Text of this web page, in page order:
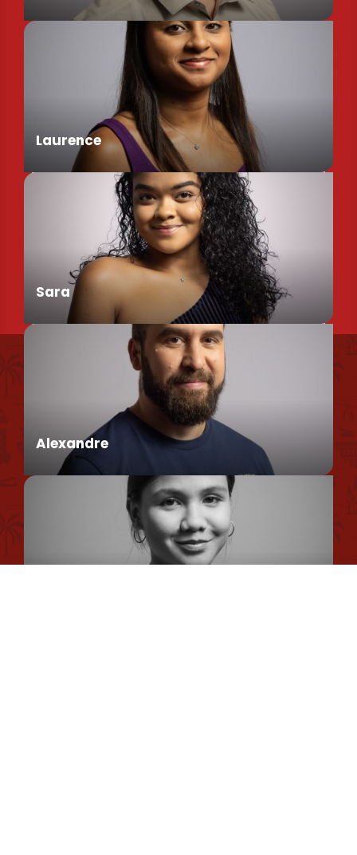
Assistant de Direction
Laurence
Chargée de Mission Produits / Evénementiels
Sara
Conseillère en séjour
Alexandre
Conseiller en séjour
Nous retrouver
Nos brochures et plans
Politique environnementale
Politique de confidentialité
Politique d'utilisation des cookies
Mentions légales
Plan du site